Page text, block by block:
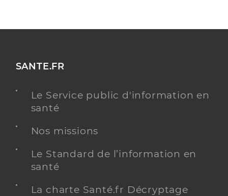
SANTE.FR
Le Service public d'information en
santé
Nos missions
Le Standard de l’information en
santé
La charte Santé.fr Décryptage